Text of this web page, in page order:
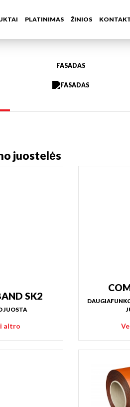
PLATINIMAS ŽINIOS
juostelės
FASADAS
juostelės
SK2
JUOSTA
altro